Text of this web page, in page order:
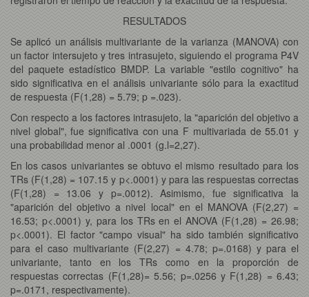
RESULTADOS
Se aplicó un análisis multivariante de la varianza (MANOVA) con
un factor intersujeto y tres intrasujeto, siguiendo el programa P4V
del paquete estadístico BMDP. La variable "estilo cognitivo" ha
sido significativa en el análisis univariante sólo para la exactitud
de respuesta (F(1,28) = 5.79; p =.023).
Con respecto a los factores intrasujeto, la "aparición del objetivo a
nivel global", fue significativa con una F multivariada de 55.01 y
una probabilidad menor al .0001 (g.l=2,27).
En los casos univariantes se obtuvo el mismo resultado para los
TRs (F(1,28) = 107.15 y p<.0001) y para las respuestas correctas
(F(1,28) = 13.06 y p=.0012). Asimismo, fue significativa la
"aparición del objetivo a nivel local" en el MANOVA (F(2,27) =
16.53; p<.0001) y, para los TRs en el ANOVA (F(1,28) = 26.98;
p<.0001). El factor "campo visual" ha sido también significativo
para el caso multivariante (F(2,27) = 4.78; p=.0168) y para el
univariante, tanto en los TRs como en la proporción de
respuestas correctas (F(1,28)= 5.56; p=.0256 y F(1,28) = 6.43;
p=.0171, respectivamente).